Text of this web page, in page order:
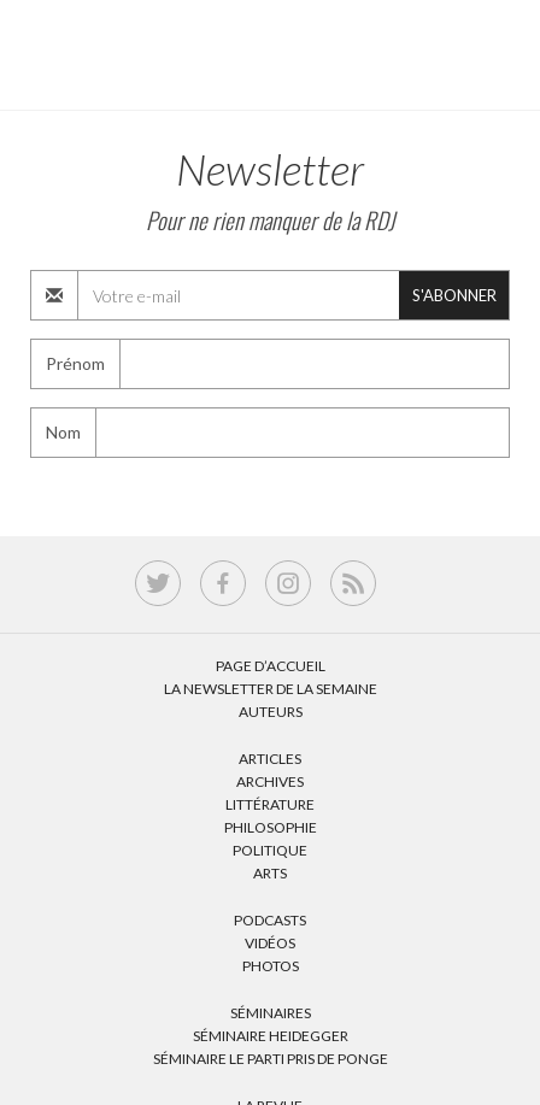
Newsletter
Pour ne rien manquer de la RDJ
S'ABONNER
Prénom
Nom
PAGE D’ACCUEIL
LA NEWSLETTER DE LA SEMAINE
AUTEURS
ARTICLES
ARCHIVES
LITTÉRATURE
PHILOSOPHIE
POLITIQUE
ARTS
PODCASTS
VIDÉOS
PHOTOS
SÉMINAIRES
SÉMINAIRE HEIDEGGER
SÉMINAIRE LE PARTI PRIS DE PONGE